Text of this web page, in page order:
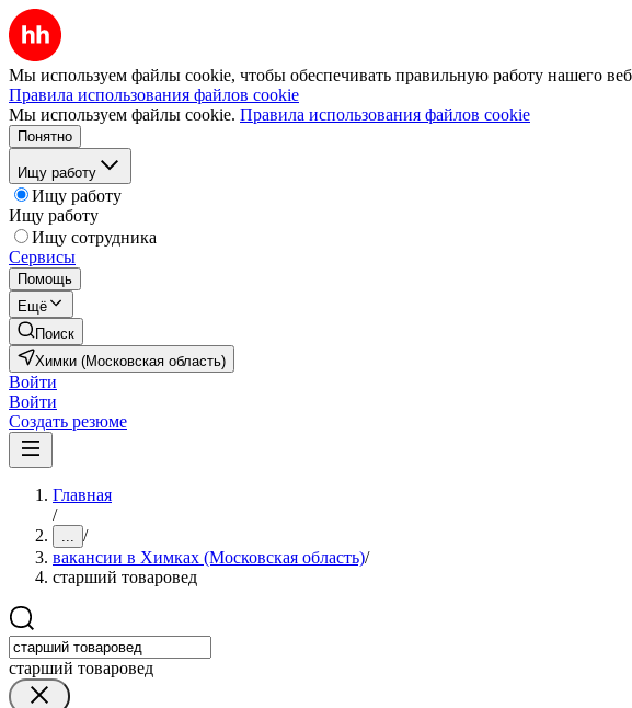
Мы используем файлы cookie, чтобы обеспечивать правильную работу нашего
Правила использования файлов cookie
Мы используем файлы cookie. Правила использования файлов cookie
Понятно
Ищу работу
Ищу работу
Ищу работу
Ищу сотрудника
Сервисы
Помощь
Ещё
Поиск
Химки (Московская область)
Войти
Войти
Создать резюме
Главная
/
... /
вакансии в Химках (Московская область)/
старший товаровед
старший товаровед